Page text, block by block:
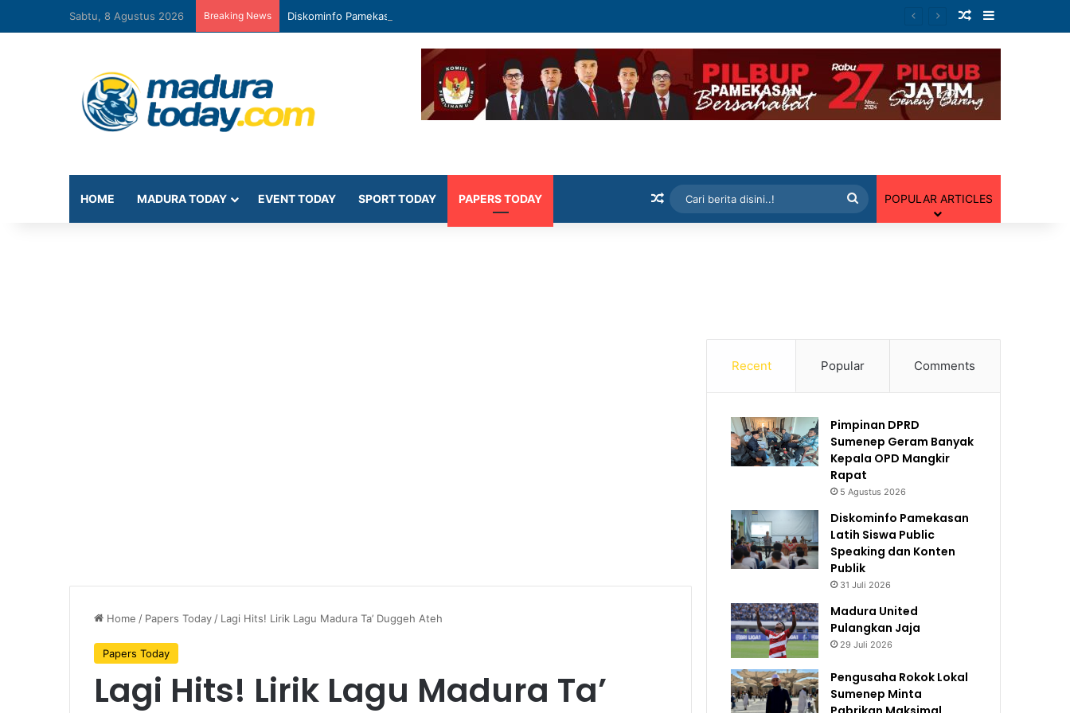
Sabtu, 8 Agustus 2026 Breaking News Diskominfo Pamekasan Latih Siswa Public Speaking dan Konten Publik Artikel Random
HOME MADURA TODAY EVENT TODAY SPORT TODAY PAPERS TODAY Artikel Random
berita
POPULAR ARTICLES
Home / Papers Today/ Lagi Hits! Lirik Lagu Madura Ta’ Duggeh Ateh
Papers Today
Lagi Hits! Lirik Lagu Madura Ta’
Recent Popular Comments
Pimpinan DPRD
Sumenep Geram Banyak
Kepala OPD Mangkir
Rapat
5 Agustus 2026
Diskominfo Pamekasan
Latih Siswa Public
Speaking dan Konten
Publik
31 Juli 2026
Madura United
Pulangkan Jaja
29 Juli 2026
Pengusaha Rokok Lokal
Sumenep Minta